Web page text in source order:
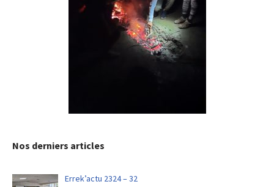
Nos derniers articles
Errek’actu 2324 – 32